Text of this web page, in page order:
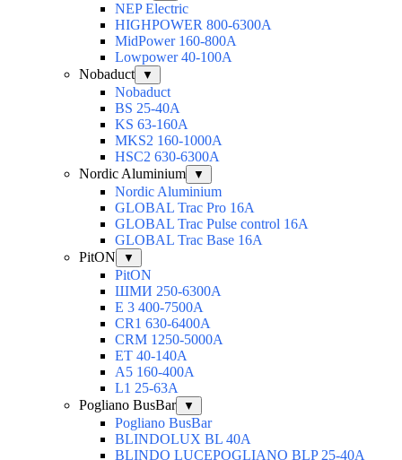
NEP Electric
HIGHPOWER 800-6300А
MidPower 160-800А
Lowpower 40-100А
Nobaduct
▼
Nobaduct
BS 25-40A
KS 63-160A
MKS2 160-1000A
HSC2 630-6300A
Nordic Aluminium
▼
Nordic Aluminium
GLOBAL Trac Pro 16А
GLOBAL Trac Pulse control 16А
GLOBAL Trac Base 16А
PitON
▼
PitON
ШМИ 250-6300А
Е 3 400-7500А
CR1 630-6400А
CRM 1250-5000А
ЕТ 40-140А
А5 160-400А
L1 25-63А
Pogliano BusBar
▼
Pogliano BusBar
BLINDOLUX BL 40А
BLINDO LUCEPOGLIANO BLP 25-40А